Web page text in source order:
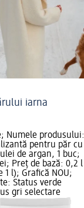
iarna
Numele produsului:
pentru păr cu
de argan, 1 buc;
Preț de bază: 0,2 l
1 l); Grafică NOU;
Status verde
gri selectare